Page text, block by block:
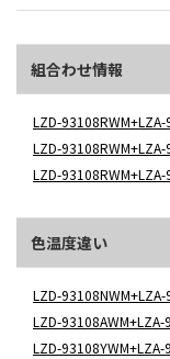
組合わせ情報
LZD-
LZD-
LZD-
色温度違い
LZD-
LZD-93108AWM+LZA-
LZD-93108YWM+LZA-